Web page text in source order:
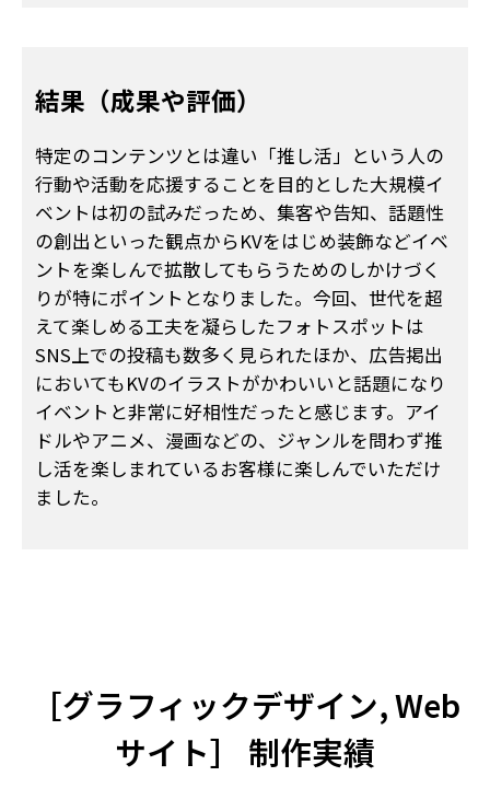
結果（成果や評価）
特定のコンテンツとは違い「推し活」という人の
行動や活動を応援することを目的とした大規模イ
ベントは初の試みだっため、集客や告知、話題性
の創出といった観点からKVをはじめ装飾などイベ
ントを楽しんで拡散してもらうためのしかけづく
りが特にポイントとなりました。今回、世代を超
えて楽しめる工夫を凝らしたフォトスポットは
SNS上での投稿も数多く見られたほか、広告掲出
においてもKVのイラストがかわいいと話題になり
イベントと非常に好相性だったと感じます。アイ
ドルやアニメ、漫画などの、ジャンルを問わず推
し活を楽しまれているお客様に楽しんでいただけ
ました。
［グラフィックデザイン,Web
サイト］ 制作実績